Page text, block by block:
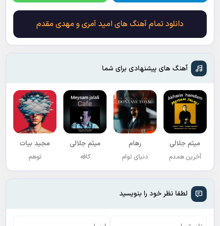
دانلود تمام آهنگ های امید آمری و مهدی مقدم
آهنگ های پیشنهادی برای شما
میثم جلالی
آخرین همدم
رهام
دنیای توام
میثم جلالی
کافه
مجید بیات
توهم
لطفا نظر خود را بنویسید